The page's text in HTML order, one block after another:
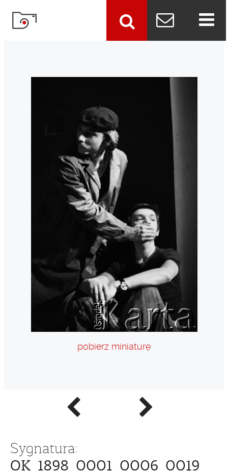
Poprzednie
zdjęcie
Następne
zdjęcie
pobierz miniaturę
Sygnatura:
OK_1898_0001_0006_0019